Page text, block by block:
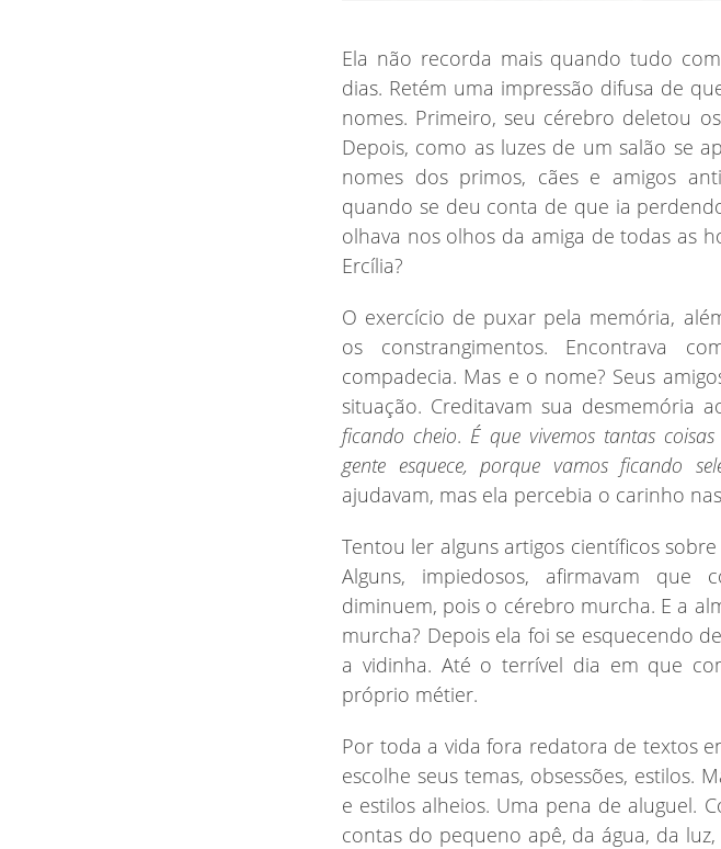
Ela não recorda mais quando tudo
dias. Retém uma impressão difusa de
nomes. Primeiro, seu cérebro deletou
Depois, como as luzes de um salão se
nomes dos primos, cães e amigos
quando se deu conta de que ia
olhava nos olhos da amiga de todas as
Ercília?
O exercício de puxar pela memória,
os constrangimentos. Encontrava
compadecia. Mas e o nome? Seus
situação. Creditavam sua desmemória
ficando cheio. É que vivemos tantas
gente esquece, porque vamos ficando
ajudavam, mas ela percebia o carinho
Tentou ler alguns artigos científicos
Alguns, impiedosos, afirmavam que
diminuem, pois o cérebro murcha. E a
murcha? Depois ela foi se esquecendo
a vidinha. Até o terrível dia em que
próprio métier.
Por toda a vida fora redatora de textos
escolhe seus temas, obsessões, estilos.
e estilos alheios. Uma pena de aluguel.
contas do pequeno apê, da água, da